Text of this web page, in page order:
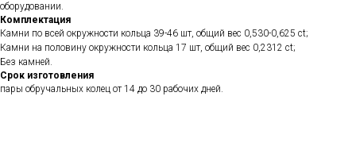
оборудовании.
Комплектация
Камни по всей окружности кольца 39-46 шт, общий вес 0,530-0,625 ct;
Камни на половину окружности кольца 17 шт, общий вес 0,2312 ct;
Без камней.
Срок изготовления
пары обручальных колец от 14 до 30 рабочих дней.
полировать и чистить их - бесплатно.
Проверка закрепки камней,
Все это всегда доступно для